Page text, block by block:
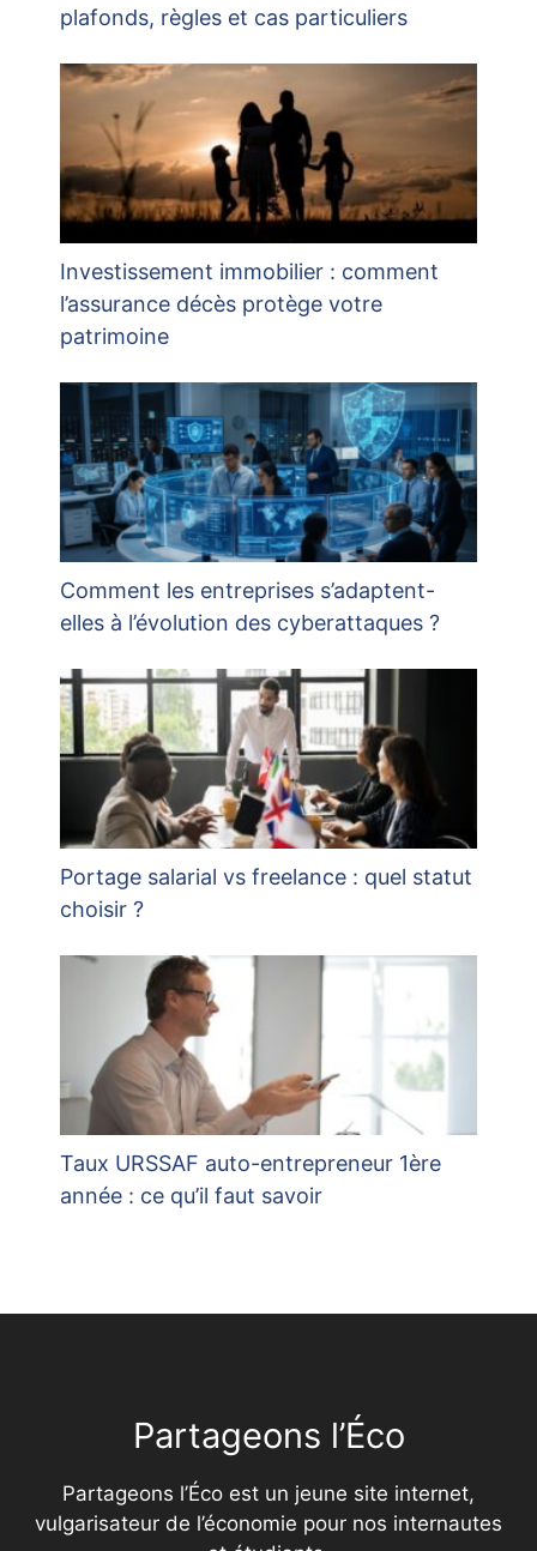
plafonds, règles et cas particuliers
Investissement immobilier : comment
l’assurance décès protège votre
patrimoine
Comment les entreprises s’adaptent-
elles à l’évolution des cyberattaques ?
Portage salarial vs freelance : quel statut
choisir ?
Taux URSSAF auto-entrepreneur 1ère
année : ce qu’il faut savoir
Partageons l’Éco
Partageons l’Éco est un jeune site internet,
vulgarisateur de l’économie pour nos internautes